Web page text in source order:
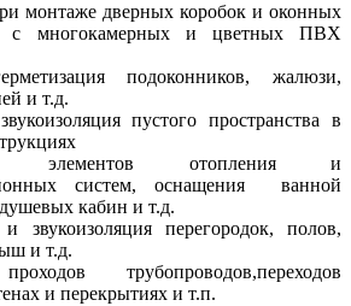
монтаже дверных коробок и оконных
с многокамерных и цветных ПВХ
подоконников, жалюзи,
и т.д.
пустого пространства в
элементов отопления и
систем, оснащения ванной
кабин и т.д.
и звукоизоляция перегородок, полов,
и т.д.
трубопроводов,переходов
и перекрытиях и т.п.